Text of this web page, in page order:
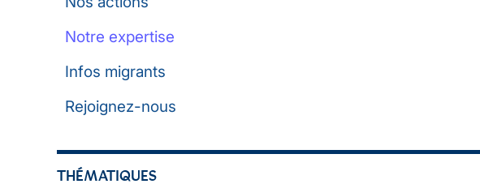
Notre expertise
Infos migrants
Rejoignez-nous
THÉMATIQUES